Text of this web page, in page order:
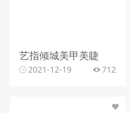
艺指倾城美甲美睫
2021-12-19 712